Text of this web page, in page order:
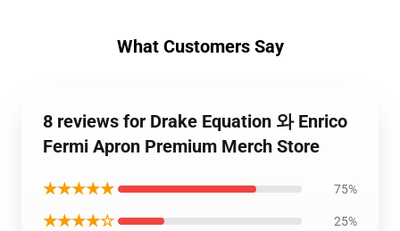
What Customers Say
8 reviews for Drake Equation 와 Enrico
Fermi Apron Premium Merch Store
★★★★★ 75%
★★★★☆ 25%